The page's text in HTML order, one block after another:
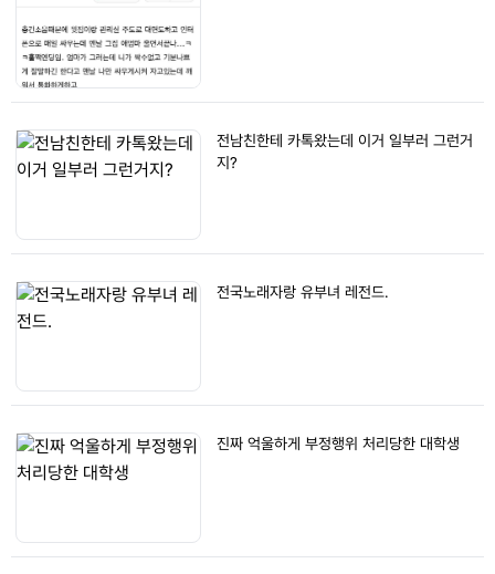
전남친한테 카톡왔는데 이거 일부러 그런거
지?
전국노래자랑 유부녀 레전드.
진짜 억울하게 부정행위 처리당한 대학생